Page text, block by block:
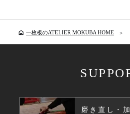
home 一枚板のATELIER MOKUBA HOME
磨き直し・